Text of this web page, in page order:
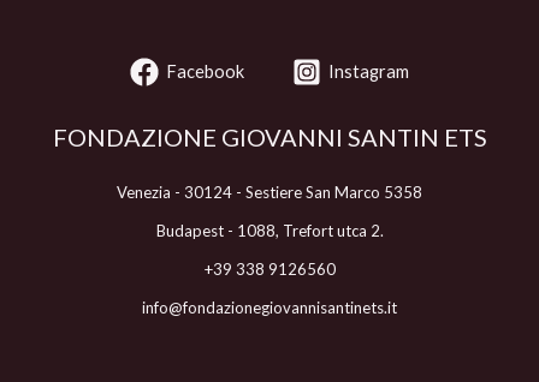
Facebook Instagram
FONDAZIONE GIOVANNI SANTIN ETS
Venezia - 30124 - Sestiere San Marco 5358
Budapest - 1088, Trefort utca 2.
+39 338 9126560
info@fondazionegiovannisantinets.it